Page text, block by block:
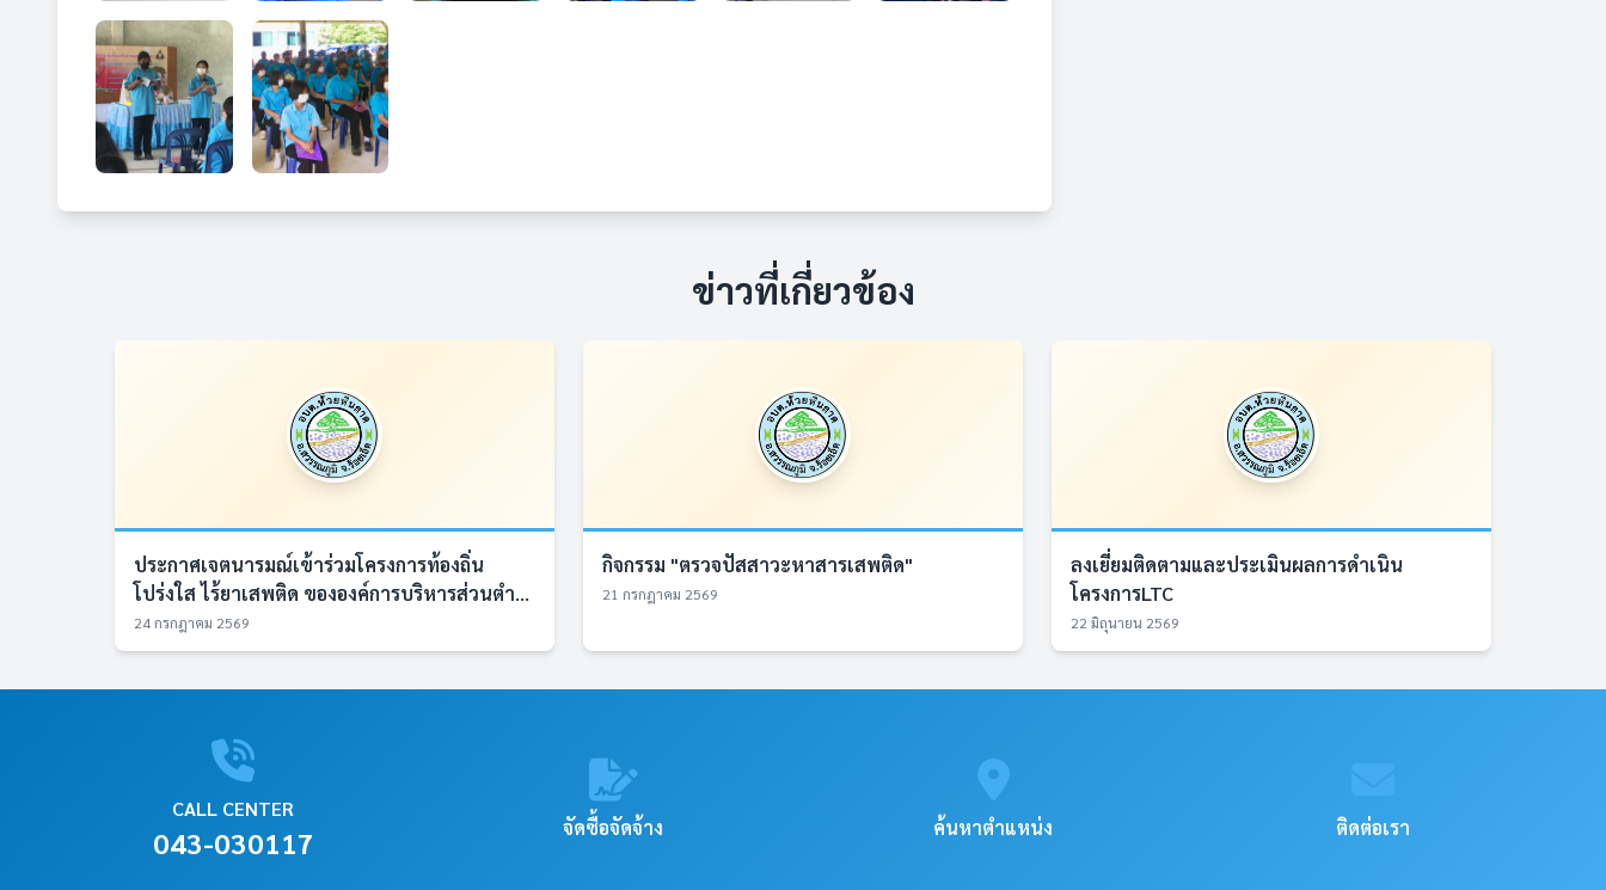
ข่าวที่เกี่ยวข้อง
ประกาศเจตนารมณ์เข้าร่วมโครงการท้องถิ่น
โปร่งใส ไร้ยาเสพติด ขององค์การบริหารส่วนตำ...
24 กรกฎาคม 2569
กิจกรรม "ตรวจปัสสาวะหาสารเสพติด"
21 กรกฎาคม 2569
ลงเยี่ยมติดตามและประเมินผลการดำเนิน
โครงการLTC
22 มิถุนายน 2569
CALL CENTER
043-030117 จัดซื้อจัดจ้าง ค้นหาตำแหน่ง ติดต่อเรา